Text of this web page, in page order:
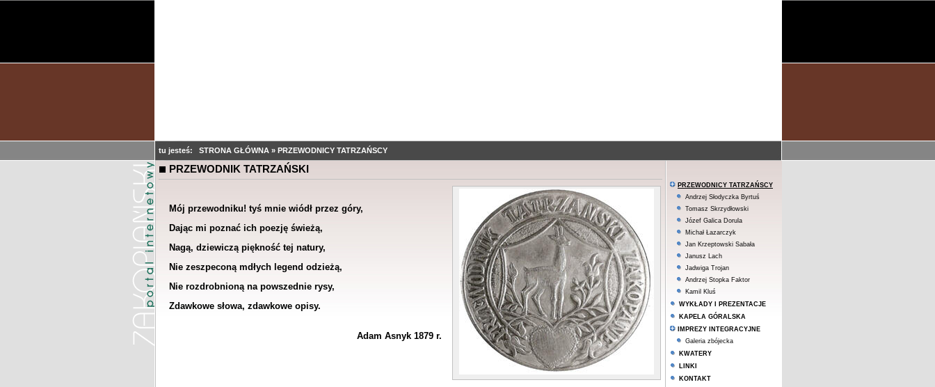
tu jesteś: STRONA GŁÓWNA » PRZEWODNICY TATRZAŃSCY
PRZEWODNIK TATRZAŃSKI
Mój przewodniku! tyś mnie wiódł przez góry,
Dając mi poznać ich poezję świeżą,
Nagą, dziewiczą piękność tej natury,
Nie zeszpeconą mdłych legend odzieżą,
Nie rozdrobnioną na powszednie rysy,
Zdawkowe słowa, zdawkowe opisy.
Adam Asnyk 1879 r.
PRZEWODNICY TATRZAŃSCY
Andrzej Słodyczka Byrtuś
Tomasz Skrzydłowski
Józef Galica Dorula
Michał Łazarczyk
Jan Krzeptowski Sabała
Janusz Lach
Jadwiga Trojan
Andrzej Stopka Faktor
Kamil Kluś
WYKŁADY I PREZENTACJE
KAPELA GÓRALSKA
IMPREZY INTEGRACYJNE
Galeria zbójecka
KWATERY
LINKI
KONTAKT